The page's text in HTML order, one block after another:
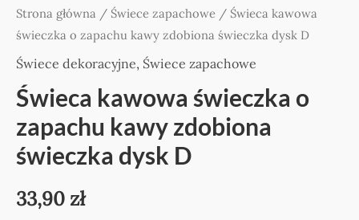
Strona główna / Świece zapachowe / Świeca kawowa
świeczka o zapachu kawy zdobiona świeczka dysk D
Świece dekoracyjne, Świece zapachowe
Świeca kawowa świeczka o
zapachu kawy zdobiona
świeczka dysk D
33,90 zł